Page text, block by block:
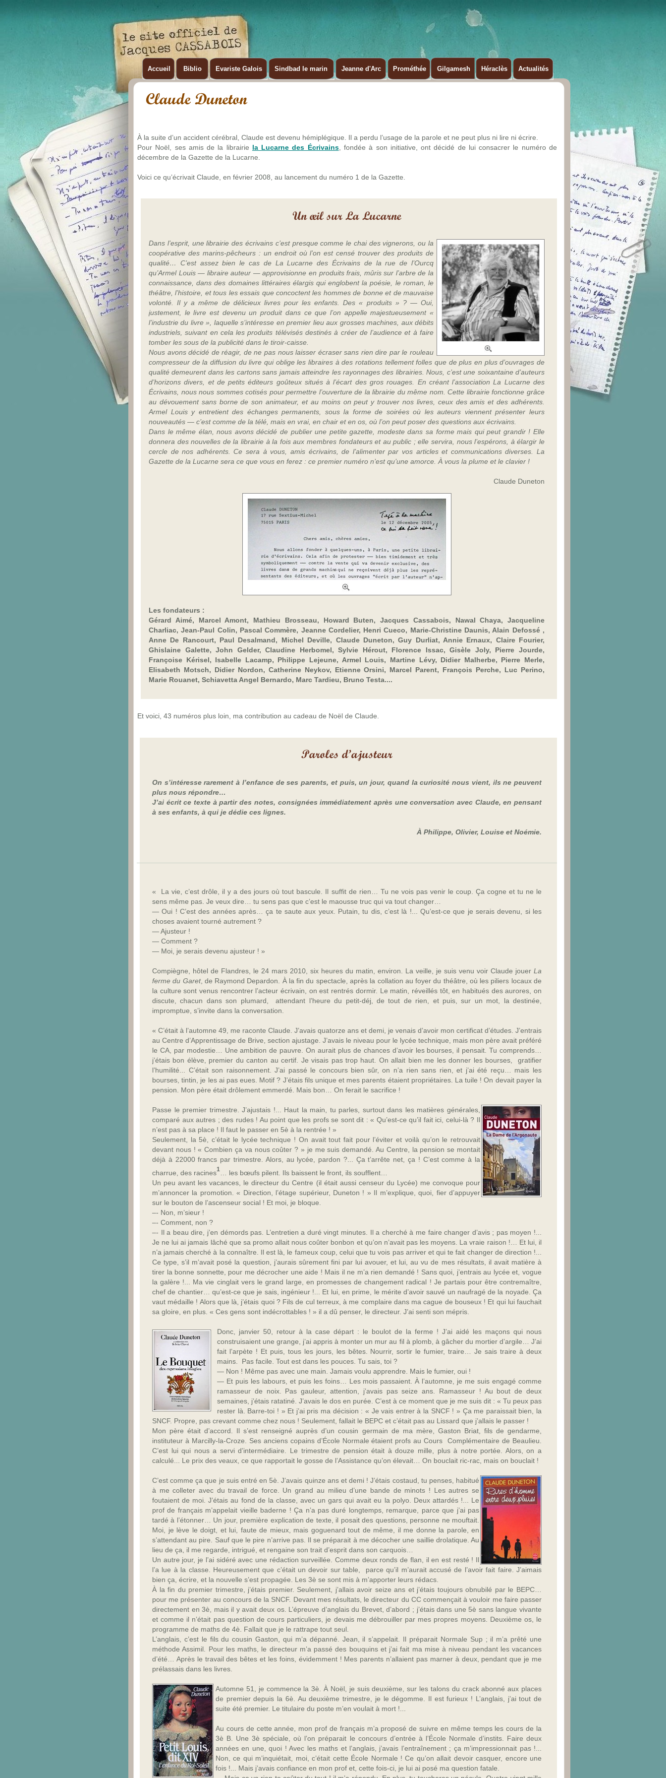
Accueil Biblio Evariste Galois Sindbad le marin Jeanne d'Arc Prométhée Gilgamesh Héraclès Actualités
À la suite d’un accident cérébral, Claude est devenu hémiplégique. Il a perdu l’usage de la parole et ne peut plus ni lire ni écrire.
Pour Noël, ses amis de la librairie la Lucarne des Écrivains, fondée à son initiative, ont décidé de lui consacrer le numéro de
décembre de la Gazette de la Lucarne.
Voici ce qu’écrivait Claude, en février 2008, au lancement du numéro 1 de la Gazette.
Dans l’esprit, une librairie des écrivains c’est presque comme le chai des vignerons, ou la
coopérative des marins-pêcheurs : un endroit où l’on est censé trouver des produits de
qualité… C’est assez bien le cas de La Lucarne des Écrivains de la rue de l’Ourcq
qu’Armel Louis — libraire auteur — approvisionne en produits frais, mûris sur l’arbre de la
connaissance, dans des domaines littéraires élargis qui englobent la poésie, le roman, le
théâtre, l’histoire, et tous les essais que concoctent les hommes de bonne et de mauvaise
volonté. Il y a même de délicieux livres pour les enfants. Des « produits » ? — Oui,
justement, le livre est devenu un produit dans ce que l’on appelle majestueusement «
l’industrie du livre », laquelle s’intéresse en premier lieu aux grosses machines, aux débits
industriels, suivant en cela les produits télévisés destinés à créer de l’audience et à faire
tomber les sous de la publicité dans le tiroir-caisse.
Nous avons décidé de réagir, de ne pas nous laisser écraser sans rien dire par le rouleau
compresseur de la diffusion du livre qui oblige les libraires à des rotations tellement folles que de plus en plus d’ouvrages de
qualité demeurent dans les cartons sans jamais atteindre les rayonnages des librairies. Nous, c’est une soixantaine d’auteurs
d’horizons divers, et de petits éditeurs goûteux situés à l’écart des gros rouages. En créant l’association La Lucarne des
Écrivains, nous nous sommes cotisés pour permettre l’ouverture de la librairie du même nom. Cette librairie fonctionne grâce
au dévouement sans borne de son animateur, et au moins on peut y trouver nos livres, ceux des amis et des adhérents.
Armel Louis y entretient des échanges permanents, sous la forme de soirées où les auteurs viennent présenter leurs
nouveautés — c’est comme de la télé, mais en vrai, en chair et en os, où l’on peut poser des questions aux écrivains.
Dans le même élan, nous avons décidé de publier une petite gazette, modeste dans sa forme mais qui peut grandir ! Elle
donnera des nouvelles de la librairie à la fois aux membres fondateurs et au public ; elle servira, nous l’espérons, à élargir le
cercle de nos adhérents. Ce sera à vous, amis écrivains, de l’alimenter par vos articles et communications diverses. La
Gazette de la Lucarne sera ce que vous en ferez : ce premier numéro n’est qu’une amorce. À vous la plume et le clavier !
Claude Duneton
Les fondateurs :
Gérard Aimé, Marcel Amont, Mathieu Brosseau, Howard Buten, Jacques Cassabois, Nawal Chaya, Jacqueline
Charliac, Jean-Paul Colin, Pascal Commère, Jeanne Cordelier, Henri Cueco, Marie-Christine Daunis, Alain Defossé ,
Anne De Rancourt, Paul Desalmand, Michel Deville, Claude Duneton, Guy Durliat, Annie Ernaux, Claire Fourier,
Ghislaine Galette, John Gelder, Claudine Herbomel, Sylvie Hérout, Florence Issac, Gisèle Joly, Pierre Jourde,
Françoise Kérisel, Isabelle Lacamp, Philippe Lejeune, Armel Louis, Martine Lévy, Didier Malherbe, Pierre Merle,
Elisabeth Motsch, Didier Nordon, Catherine Neykov, Etienne Orsini, Marcel Parent, François Perche, Luc Perino,
Marie Rouanet, Schiavetta Angel Bernardo, Marc Tardieu, Bruno Testa....
Et voici, 43 numéros plus loin, ma contribution au cadeau de Noël de Claude.
On s’intéresse rarement à l’enfance de ses parents, et puis, un jour, quand la curiosité nous vient, ils ne peuvent
plus nous répondre…
J’ai écrit ce texte à partir des notes, consignées immédiatement après une conversation avec Claude, en pensant
à ses enfants, à qui je dédie ces lignes.
À Philippe, Olivier, Louise et Noémie.
« La vie, c’est drôle, il y a des jours où tout bascule. Il suffit de rien… Tu ne vois pas venir le coup. Ça cogne et tu ne le
sens même pas. Je veux dire… tu sens pas que c’est le maousse truc qui va tout changer…
— Oui ! C’est des années après… ça te saute aux yeux. Putain, tu dis, c’est là !... Qu’est-ce que je serais devenu, si les
choses avaient tourné autrement ?
— Ajusteur !
— Comment ?
— Moi, je serais devenu ajusteur ! »
Compiègne, hôtel de Flandres, le 24 mars 2010, six heures du matin, environ. La veille, je suis venu voir Claude jouer La
ferme du Garet, de Raymond Depardon. À la fin du spectacle, après la collation au foyer du théâtre, où les piliers locaux de
la culture sont venus rencontrer l’acteur écrivain, on est rentrés dormir. Le matin, réveillés tôt, en habitués des aurores, on
discute, chacun dans son plumard, attendant l’heure du petit-déj, de tout de rien, et puis, sur un mot, la destinée,
impromptue, s’invite dans la conversation.
« C’était à l’automne 49, me raconte Claude. J’avais quatorze ans et demi, je venais d’avoir mon certificat d’études. J’entrais
au Centre d’Apprentissage de Brive, section ajustage. J’avais le niveau pour le lycée technique, mais mon père avait préféré
le CA, par modestie… Une ambition de pauvre. On aurait plus de chances d’avoir les bourses, il pensait. Tu comprends…
j’étais bon élève, premier du canton au certif. Je visais pas trop haut. On allait bien me les donner les bourses, gratifier
l’humilité... C’était son raisonnement. J’ai passé le concours bien sûr, on n’a rien sans rien, et j’ai été reçu… mais les
bourses, tintin, je les ai pas eues. Motif ? J’étais fils unique et mes parents étaient propriétaires. La tuile ! On devait payer la
pension. Mon père était drôlement emmerdé. Mais bon… On ferait le sacrifice !
Passe le premier trimestre. J’ajustais !... Haut la main, tu parles, surtout dans les matières générales,
comparé aux autres ; des rudes ! Au point que les profs se sont dit : « Qu’est-ce qu’il fait ici, celui-là ? Il
n’est pas à sa place ! Il faut le passer en 5è à la rentrée ! »
Seulement, la 5è, c’était le lycée technique ! On avait tout fait pour l’éviter et voilà qu’on le retrouvait
devant nous ! « Combien ça va nous coûter ? » je me suis demandé. Au Centre, la pension se montait
déjà à 22000 francs par trimestre. Alors, au lycée, pardon ?... Ça t’arrête net, ça ! C’est comme à la
charrue, des racines1 … les bœufs pilent. Ils baissent le front, ils soufflent…
Un peu avant les vacances, le directeur du Centre (il était aussi censeur du Lycée) me convoque pour
m’annoncer la promotion. « Direction, l’étage supérieur, Duneton ! » Il m’explique, quoi, fier d’appuyer
sur le bouton de l’ascenseur social ! Et moi, je bloque.
–- Non, m’sieur !
–- Comment, non ?
–- Il a beau dire, j’en démords pas. L’entretien a duré vingt minutes. Il a cherché à me faire changer d’avis ; pas moyen !...
Je ne lui ai jamais lâché que sa promo allait nous coûter bonbon et qu’on n’avait pas les moyens. La vraie raison !… Et lui, il
n’a jamais cherché à la connaître. Il est là, le fameux coup, celui que tu vois pas arriver et qui te fait changer de direction !...
Ce type, s’il m’avait posé la question, j’aurais sûrement fini par lui avouer, et lui, au vu de mes résultats, il avait matière à
tirer la bonne sonnette, pour me décrocher une aide ! Mais il ne m’a rien demandé ! Sans quoi, j’entrais au lycée et, vogue
la galère !... Ma vie cinglait vers le grand large, en promesses de changement radical ! Je partais pour être contremaître,
chef de chantier… qu’est-ce que je sais, ingénieur !... Et lui, en prime, le mérite d’avoir sauvé un naufragé de la noyade. Ça
vaut médaille ! Alors que là, j’étais quoi ? Fils de cul terreux, à me complaire dans ma cague de bouseux ! Et qui lui fauchait
sa gloire, en plus. « Ces gens sont indécrottables ! » il a dû penser, le directeur. J’ai senti son mépris.
Donc, janvier 50, retour à la case départ : le boulot de la ferme ! J’ai aidé les maçons qui nous
construisaient une grange, j’ai appris à monter un mur au fil à plomb, à gâcher du mortier d’argile… J’ai
fait l’arpète ! Et puis, tous les jours, les bêtes. Nourrir, sortir le fumier, traire… Je sais traire à deux
mains. Pas facile. Tout est dans les pouces. Tu sais, toi ?
— Non ! Même pas avec une main. Jamais voulu apprendre. Mais le fumier, oui !
— Et puis les labours, et puis les foins… Les mois passaient. À l’automne, je me suis engagé comme
ramasseur de noix. Pas gauleur, attention, j’avais pas seize ans. Ramasseur ! Au bout de deux
semaines, j’étais ratatiné. J’avais le dos en purée. C’est à ce moment que je me suis dit : « Tu peux pas
rester là. Barre-toi ! » Et j’ai pris ma décision : « Je vais entrer à la SNCF ! » Ça me paraissait bien, la
SNCF. Propre, pas crevant comme chez nous ! Seulement, fallait le BEPC et c’était pas au Lissard que j’allais le passer !
Mon père était d’accord. Il s’est renseigné auprès d’un cousin germain de ma mère, Gaston Briat, fils de gendarme,
instituteur à Marcilly-la-Croze. Ses anciens copains d’École Normale étaient profs au Cours Complémentaire de Beaulieu.
C’est lui qui nous a servi d’intermédiaire. Le trimestre de pension était à douze mille, plus à notre portée. Alors, on a
calculé... Le prix des veaux, ce que rapportait le gosse de l’Assistance qu’on élevait… On bouclait ric-rac, mais on bouclait !
C’est comme ça que je suis entré en 5è. J’avais quinze ans et demi ! J’étais costaud, tu penses, habitué
à me colleter avec du travail de force. Un grand au milieu d’une bande de minots ! Les autres se
foutaient de moi. J’étais au fond de la classe, avec un gars qui avait eu la polyo. Deux attardés !... Le
prof de français m’appelait vieille baderne ! Ça n’a pas duré longtemps, remarque, parce que j’ai pas
tardé à l’étonner… Un jour, première explication de texte, il posait des questions, personne ne mouftait.
Moi, je lève le doigt, et lui, faute de mieux, mais goguenard tout de même, il me donne la parole, en
s’attendant au pire. Sauf que le pire n’arrive pas. Il se préparait à me décocher une saillie drolatique. Au
lieu de ça, il me regarde, intrigué, et rengaine son trait d’esprit dans son carquois…
Un autre jour, je l’ai sidéré avec une rédaction surveillée. Comme deux ronds de flan, il en est resté ! Il
l’a lue à la classe. Heureusement que c’était un devoir sur table, parce qu’il m’aurait accusé de l’avoir fait faire. J’aimais
bien ça, écrire, et la nouvelle s’est propagée. Les 3è se sont mis à m’apporter leurs rédacs.
À la fin du premier trimestre, j’étais premier. Seulement, j’allais avoir seize ans et j’étais toujours obnubilé par le BEPC…
pour me présenter au concours de la SNCF. Devant mes résultats, le directeur du CC commençait à vouloir me faire passer
directement en 3è, mais il y avait deux os. L’épreuve d’anglais du Brevet, d’abord ; j’étais dans une 5è sans langue vivante
et comme il n’était pas question de cours particuliers, je devais me débrouiller par mes propres moyens. Deuxième os, le
programme de maths de 4è. Fallait que je le rattrape tout seul.
L’anglais, c’est le fils du cousin Gaston, qui m’a dépanné. Jean, il s’appelait. Il préparait Normale Sup ; il m’a prêté une
méthode Assimil. Pour les maths, le directeur m’a passé des bouquins et j’ai fait ma mise à niveau pendant les vacances
d’été… Après le travail des bêtes et les foins, évidemment ! Mes parents n’allaient pas marner à deux, pendant que je me
prélassais dans les livres.
Automne 51, je commence la 3è. À Noël, je suis deuxième, sur les talons du crack abonné aux places
de premier depuis la 6è. Au deuxième trimestre, je le dégomme. Il est furieux ! L’anglais, j’ai tout de
suite été premier. Le titulaire du poste m’en voulait à mort !...
Au cours de cette année, mon prof de français m’a proposé de suivre en même temps les cours de la
3è B. Une 3è spéciale, où l’on préparait le concours d’entrée à l’École Normale d’instits. Faire deux
années en une, quoi ! Avec les maths et l’anglais, j’avais l’entraînement ; ça m’impressionnait pas !...
Non, ce qui m’inquiétait, moi, c’était cette École Normale ! Ce qu’on allait devoir casquer, encore une
fois !... Mais j’avais confiance en mon prof et, cette fois-ci, je lui ai posé ma question fatale.